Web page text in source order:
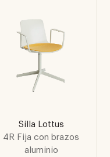
Silla Lottus
4R Fija con brazos
aluminio